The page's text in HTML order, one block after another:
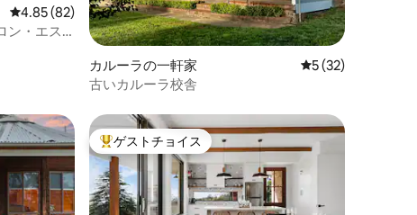
レビュー82件、5つ星中4.85つ星の平均評価
4.85 (82)
ン・エス
カルーラの一軒家 レビュー32件、5
5 (32)
古いカルーラ校舎
大好評のゲストチョイスです。
ゲストチョイス